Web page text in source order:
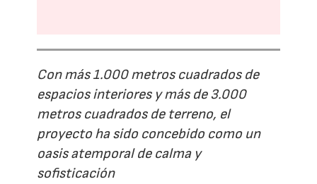
Con más 1.000 metros cuadrados de
espacios interiores y más de 3.000
metros cuadrados de terreno, el
proyecto ha sido concebido como un
oasis atemporal de calma y
sofisticación